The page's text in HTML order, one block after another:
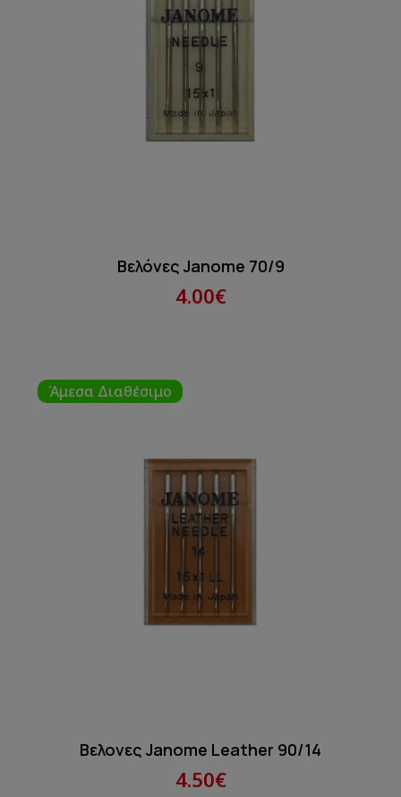
Βελόνες Janome 70/9
4.00€
Άμεσα Διαθέσιμο
Βελονες Janome Leather 90/14
4.50€